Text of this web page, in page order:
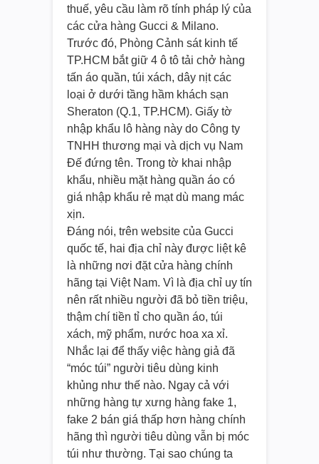
thuế, yêu cầu làm rõ tính pháp lý của
các cửa hàng Gucci & Milano.
Trước đó, Phòng Cảnh sát kinh tế
TP.HCM bắt giữ 4 ô tô tải chở hàng
tấn áo quần, túi xách, dây nịt các
loại ở dưới tầng hầm khách sạn
Sheraton (Q.1, TP.HCM). Giấy tờ
nhập khẩu lô hàng này do Công ty
TNHH thương mại và dịch vụ Nam
Đế đứng tên. Trong tờ khai nhập
khẩu, nhiều mặt hàng quần áo có
giá nhập khẩu rẻ mạt dù mang mác
xịn.
Đáng nói, trên website của Gucci
quốc tế, hai địa chỉ này được liệt kê
là những nơi đặt cửa hàng chính
hãng tại Việt Nam. Vì là địa chỉ uy tín
nên rất nhiều người đã bỏ tiền triệu,
thậm chí tiền tỉ cho quần áo, túi
xách, mỹ phẩm, nước hoa xa xỉ.
Nhắc lại để thấy việc hàng giả đã
“móc túi” người tiêu dùng kinh
khủng như thế nào. Ngay cả với
những hàng tự xưng hàng fake 1,
fake 2 bán giá thấp hơn hàng chính
hãng thì người tiêu dùng vẫn bị móc
túi như thường. Tại sao chúng ta